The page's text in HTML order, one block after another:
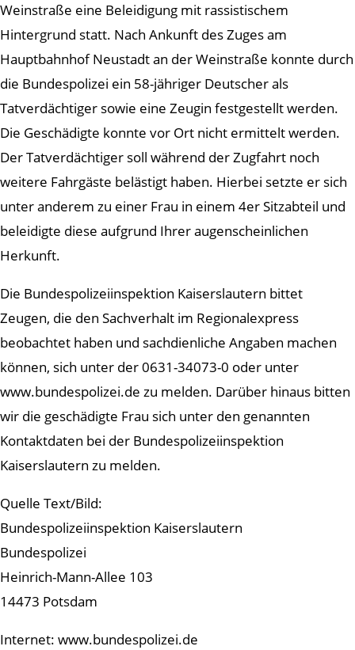
Weinstraße eine Beleidigung mit rassistischem
Hintergrund statt. Nach Ankunft des Zuges am
Hauptbahnhof Neustadt an der Weinstraße konnte durch
die Bundespolizei ein 58-jähriger Deutscher als
Tatverdächtiger sowie eine Zeugin festgestellt werden.
Die Geschädigte konnte vor Ort nicht ermittelt werden.
Der Tatverdächtiger soll während der Zugfahrt noch
weitere Fahrgäste belästigt haben. Hierbei setzte er sich
unter anderem zu einer Frau in einem 4er Sitzabteil und
beleidigte diese aufgrund Ihrer augenscheinlichen
Herkunft.
Die Bundespolizeiinspektion Kaiserslautern bittet
Zeugen, die den Sachverhalt im Regionalexpress
beobachtet haben und sachdienliche Angaben machen
können, sich unter der 0631-34073-0 oder unter
www.bundespolizei.de zu melden. Darüber hinaus bitten
wir die geschädigte Frau sich unter den genannten
Kontaktdaten bei der Bundespolizeiinspektion
Kaiserslautern zu melden.
Quelle Text/Bild:
Bundespolizeiinspektion Kaiserslautern
Bundespolizei
Heinrich-Mann-Allee 103
14473 Potsdam
Internet: www.bundespolizei.de